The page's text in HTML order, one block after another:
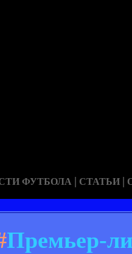
ФУТБОЛА | СТАТЬИ |
Премьер-